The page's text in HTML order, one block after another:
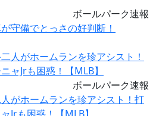
ボールパーク速報
守備でとっさの好判断！
ボールパーク速報
人がホームランを珍アシスト！打